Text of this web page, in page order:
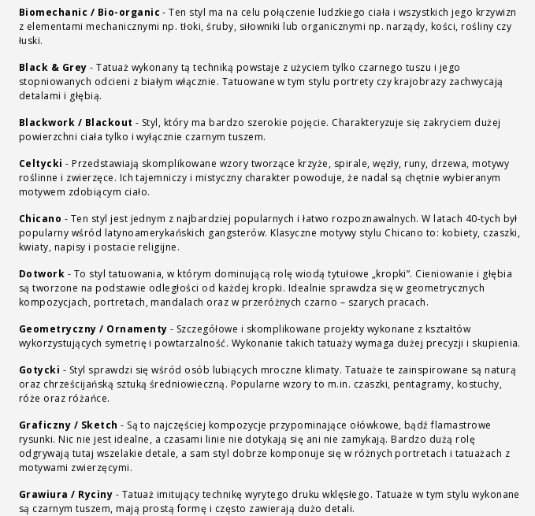
Biomechanic / Bio-organic - Ten styl ma na celu połączenie ludzkiego ciała i wszystkich jego krzywizn
z elementami mechanicznymi np. tłoki, śruby, siłowniki lub organicznymi np. narządy, kości, rośliny czy
łuski.
Black & Grey - Tatuaż wykonany tą techniką powstaje z użyciem tylko czarnego tuszu i jego
stopniowanych odcieni z białym włącznie. Tatuowane w tym stylu portrety czy krajobrazy zachwycają
detalami i głębią.
Blackwork / Blackout - Styl, który ma bardzo szerokie pojęcie. Charakteryzuje się zakryciem dużej
powierzchni ciała tylko i wyłącznie czarnym tuszem.
Celtycki - Przedstawiają skomplikowane wzory tworzące krzyże, spirale, węzły, runy, drzewa, motywy
roślinne i zwierzęce. Ich tajemniczy i mistyczny charakter powoduje, że nadal są chętnie wybieranym
motywem zdobiącym ciało.
Chicano - Ten styl jest jednym z najbardziej popularnych i łatwo rozpoznawalnych. W latach 40-tych był
popularny wśród latynoamerykańskich gangsterów. Klasyczne motywy stylu Chicano to: kobiety, czaszki,
kwiaty, napisy i postacie religijne.
Dotwork - To styl tatuowania, w którym dominującą rolę wiodą tytułowe „kropki”. Cieniowanie i głębia
są tworzone na podstawie odległości od każdej kropki. Idealnie sprawdza się w geometrycznych
kompozycjach, portretach, mandalach oraz w przeróżnych czarno – szarych pracach.
Geometryczny / Ornamenty - Szczegółowe i skomplikowane projekty wykonane z kształtów
wykorzystujących symetrię i powtarzalność. Wykonanie takich tatuaży wymaga dużej precyzji i skupienia.
Gotycki - Styl sprawdzi się wśród osób lubiących mroczne klimaty. Tatuaże te zainspirowane są naturą
oraz chrześcijańską sztuką średniowieczną. Popularne wzory to m.in. czaszki, pentagramy, kostuchy,
róże oraz różańce.
Graficzny / Sketch - Są to najczęściej kompozycje przypominające ołówkowe, bądź flamastrowe
rysunki. Nic nie jest idealne, a czasami linie nie dotykają się ani nie zamykają. Bardzo dużą rolę
odgrywają tutaj wszelakie detale, a sam styl dobrze komponuje się w różnych portretach i tatuażach z
motywami zwierzęcymi.
Grawiura / Ryciny - Tatuaż imitujący technikę wyrytego druku wklęsłego. Tatuaże w tym stylu wykonane
są czarnym tuszem, mają prostą formę i często zawierają dużo detali.